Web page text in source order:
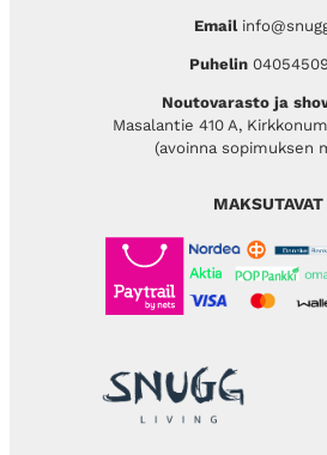
Email
Puhelin
Noutovarasto ja
Masalantie 410 A,
(avoinna sopimuksen
MAKSUTAVAT